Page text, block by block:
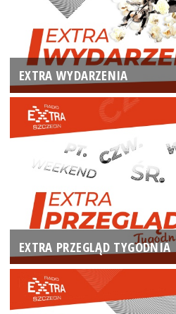
EXTRA WYDARZENIA
EXTRA PRZEGLĄD TYGODNIA